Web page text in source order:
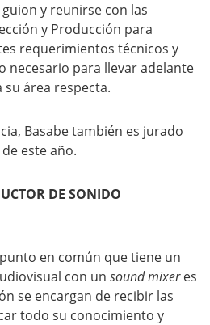
y reunirse con las
y Producción para
requerimientos técnicos y
necesario para llevar adelante
su área respecta.
Basabe también es jurado
este año.
DE SONIDO
en común que tiene un
con un sound mixeres
se encargan de recibir las
todo su conocimiento y